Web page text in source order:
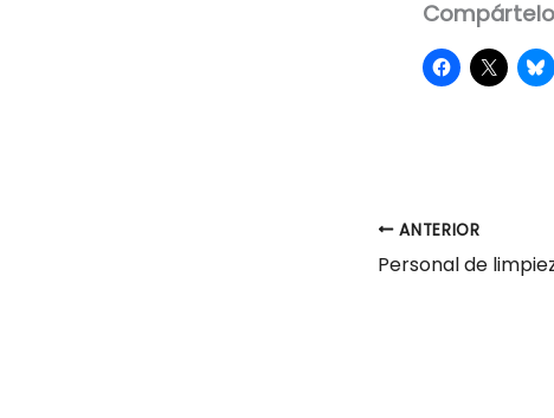
ANTERIOR
Personal de